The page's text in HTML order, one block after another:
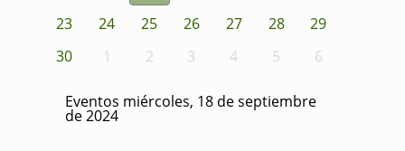
23
24 25 26 27 28
29
30
1 2 3 4 5 6
Eventos miércoles, 18 de septiembre
de 2024